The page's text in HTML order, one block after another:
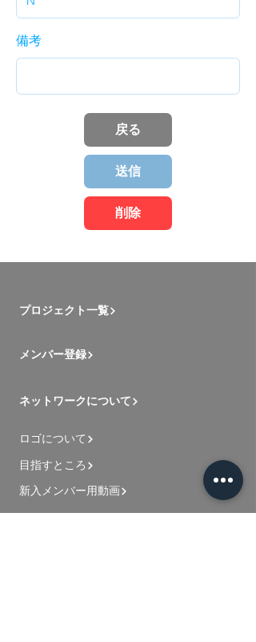
備考
戻る
送信
削除
プロジェクト一覧
メンバー登録
ネットワークについて
ロゴについて
目指すところ
新入メンバー用動画